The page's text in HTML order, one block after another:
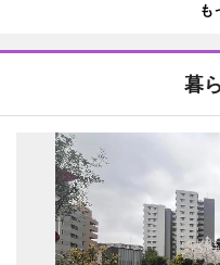
も
暮